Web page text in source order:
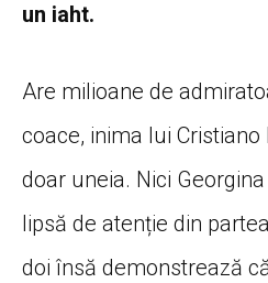
un iaht.
Are milioane de
coace, inima lui
doar uneia. Nici
lipsă de atenție din
doi însă demonstrează